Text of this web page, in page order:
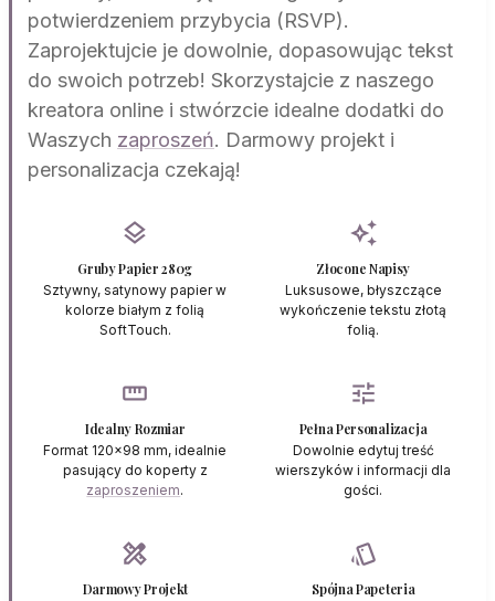
potwierdzeniem przybycia (RSVP).
Zaprojektujcie je dowolnie, dopasowując tekst
do swoich potrzeb! Skorzystajcie z naszego
kreatora online i stwórzcie idealne dodatki do
Waszych zaproszeń. Darmowy projekt i
personalizacja czekają!
layers
Gruby Papier 280g
Sztywny, satynowy papier w
kolorze białym z folią
SoftTouch.
auto_awesome
Złocone Napisy
Luksusowe, błyszczące
wykończenie tekstu złotą
folią.
straighten
Idealny Rozmiar
Format 120x98 mm, idealnie
pasujący do koperty z
zaproszeniem.
tune
Pełna Personalizacja
Dowolnie edytuj treść
wierszyków i informacji dla
gości.
design_services
Darmowy Projekt
style
Spójna Papeteria